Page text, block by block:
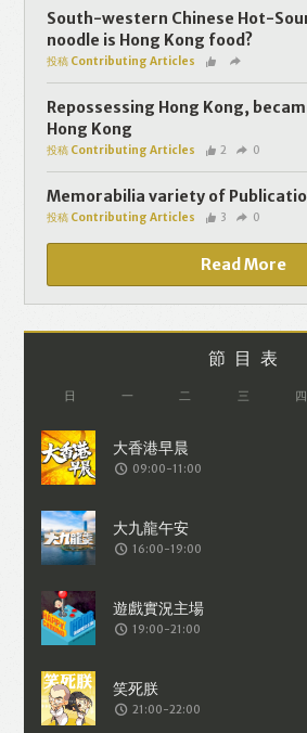
WhatsApp
South-western Chinese Hot-
noodle is Hong Kong food?
投稿 Contributing Articles
Repossessing Hong Kong,
Hong Kong
投稿 Contributing Articles 2 0
Memorabilia variety of
投稿 Contributing Articles 3 0
Read More
節目表
日 一 二 三 四
09:00-11:00
16:00-19:00
19:00-21:00
21:00-22:00